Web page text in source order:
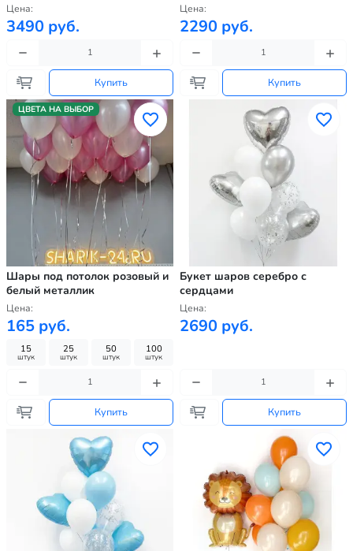
Цена:
3490 руб.
Купить
Цена:
2290 руб.
Купить
ЦВЕТА НА ВЫБОР
Шары под потолок розовый и
белый металлик
Цена:
165 руб.
15
штук
25
штук
50
штук
100
штук
Купить
Букет шаров серебро с
сердцами
Цена:
2690 руб.
Купить